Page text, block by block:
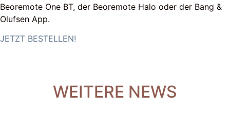
Beoremote One BT, der Beoremote Halo oder der Bang &
Olufsen App.
JETZT BESTELLEN!
WEITERE NEWS